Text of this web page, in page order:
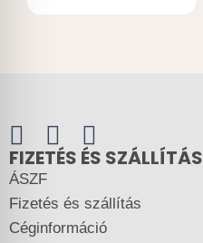
FIZETÉS ÉS SZÁLLÍTÁS
ÁSZF
Fizetés és szállítás
Céginformáció